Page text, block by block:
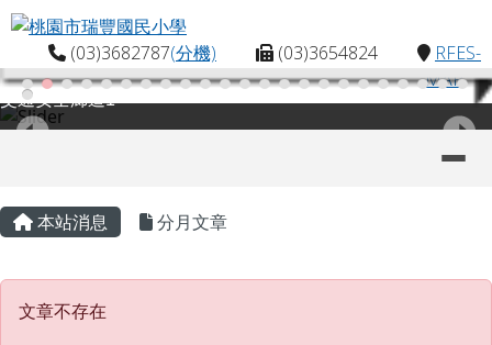
跳至主內容區
桃園市瑞豐國民小學
(03)3682787(分機) (03)3654824
RFES-
MAP
交通安全廊道1
主內容區域
本站消息 分月文章
文章不存在
文章不存在
頁尾區域